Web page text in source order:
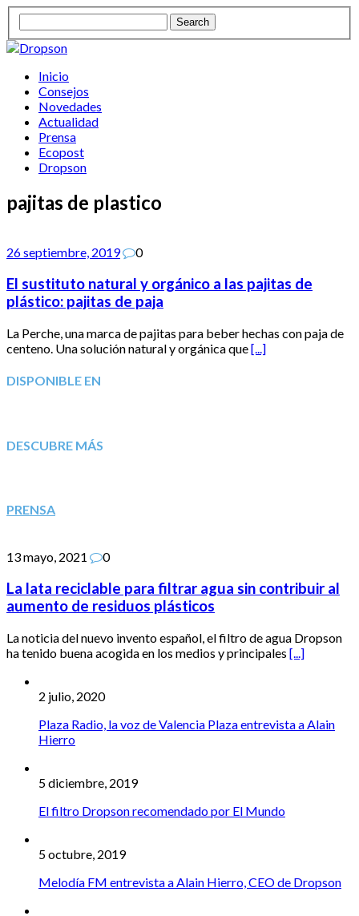
Inicio
Consejos
Novedades
Actualidad
Prensa
Ecopost
Dropson
pajitas de plastico
26 septiembre, 2019 0
El sustituto natural y orgánico a las pajitas de
plástico: pajitas de paja
La Perche, una marca de pajitas para beber hechas con paja de
centeno. Una solución natural y orgánica que[...]
DISPONIBLE EN
DESCUBRE MÁS
PRENSA
13 mayo, 2021 0
La lata reciclable para filtrar agua sin contribuir al
aumento de residuos plásticos
La noticia del nuevo invento español, el filtro de agua Dropson
ha tenido buena acogida en los medios y principales [...]
2 julio, 2020
Plaza Radio, la voz de Valencia Plaza entrevista a Alain
Hierro
5 diciembre, 2019
El filtro Dropson recomendado por El Mundo
5 octubre, 2019
Melodía FM entrevista a Alain Hierro, CEO de Dropson